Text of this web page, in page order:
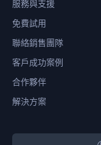
服務與支援
免費試用
聯絡銷售團隊
客戶成功案例
合作夥伴
解決方案